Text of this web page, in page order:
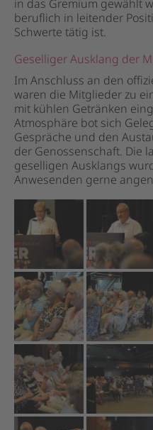
in das Gremium gewählt
beruflich in leitender
Schwerte tätig ist.
Geselliger Ausklang der
Im Anschluss an den
waren die Mitglieder zu
mit kühlen Getränken
Atmosphäre bot sich
Gespräche und den
der Genossenschaft. Die
geselligen Ausklangs
Anwesenden gerne